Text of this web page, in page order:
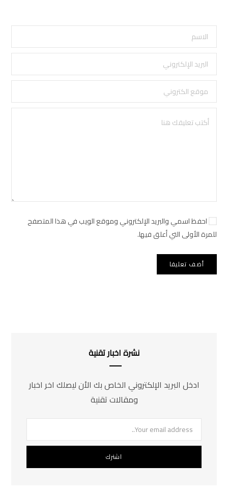
احفظ اسمي والبريد الإلكتروني وموقع الويب في هذا المتصفح
للمرة الأولى التي أعلق فيها.
نشرة اخبار تقنية
ادخل البريد الإلكتروني الخاص بك الأن ليصلك اخر اخبار
ومقالات تقنية